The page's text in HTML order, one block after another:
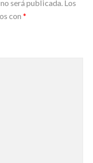
será publicada. Los
con *